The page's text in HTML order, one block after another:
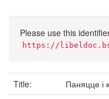
Please use this
https://
Title:
Паняцце і